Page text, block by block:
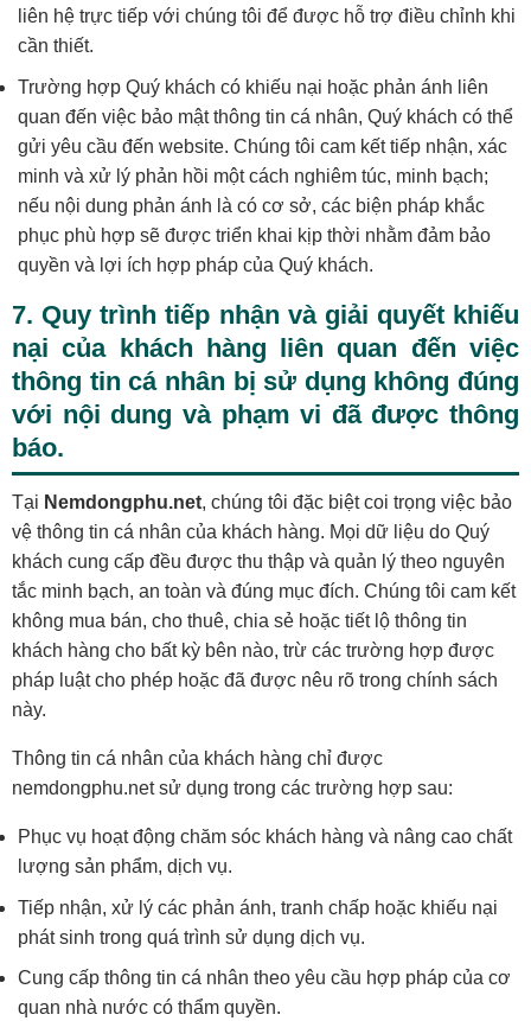
liên hệ trực tiếp với chúng tôi để được hỗ trợ điều chỉnh khi
cần thiết.
Trường hợp Quý khách có khiếu nại hoặc phản ánh liên
quan đến việc bảo mật thông tin cá nhân, Quý khách có thể
gửi yêu cầu đến website. Chúng tôi cam kết tiếp nhận, xác
minh và xử lý phản hồi một cách nghiêm túc, minh bạch;
nếu nội dung phản ánh là có cơ sở, các biện pháp khắc
phục phù hợp sẽ được triển khai kịp thời nhằm đảm bảo
quyền và lợi ích hợp pháp của Quý khách.
7. Quy trình tiếp nhận và giải quyết khiếu
nại của khách hàng liên quan đến việc
thông tin cá nhân bị sử dụng không đúng
với nội dung và phạm vi đã được thông
báo.
Tại Nemdongphu.net, chúng tôi đặc biệt coi trọng việc bảo
vệ thông tin cá nhân của khách hàng. Mọi dữ liệu do Quý
khách cung cấp đều được thu thập và quản lý theo nguyên
tắc minh bạch, an toàn và đúng mục đích. Chúng tôi cam kết
không mua bán, cho thuê, chia sẻ hoặc tiết lộ thông tin
khách hàng cho bất kỳ bên nào, trừ các trường hợp được
pháp luật cho phép hoặc đã được nêu rõ trong chính sách
này.
Thông tin cá nhân của khách hàng chỉ được
nemdongphu.net sử dụng trong các trường hợp sau:
Phục vụ hoạt động chăm sóc khách hàng và nâng cao chất
lượng sản phẩm, dịch vụ.
Tiếp nhận, xử lý các phản ánh, tranh chấp hoặc khiếu nại
phát sinh trong quá trình sử dụng dịch vụ.
Cung cấp thông tin cá nhân theo yêu cầu hợp pháp của cơ
quan nhà nước có thẩm quyền.